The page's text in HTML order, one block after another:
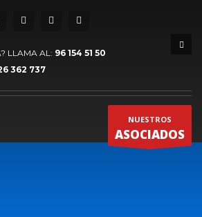
LLAMA AL: 96 154 51 50
362 737
NUESTROS
ASOCIADOS